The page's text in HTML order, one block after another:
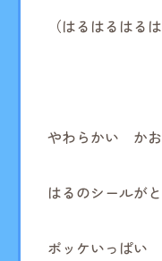
（はるはるはるは
やわらかい か
はるのシールが
ポッケいっぱい